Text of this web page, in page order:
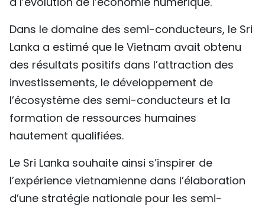
Dans le domaine des semi-conducteurs, le Sri
Lanka a estimé que le Vietnam avait obtenu
des résultats positifs dans l’attraction des
investissements, le développement de
l’écosystème des semi-conducteurs et la
formation de ressources humaines
hautement qualifiées.
Le Sri Lanka souhaite ainsi s’inspirer de
l’expérience vietnamienne dans l’élaboration
d’une stratégie nationale pour les semi-